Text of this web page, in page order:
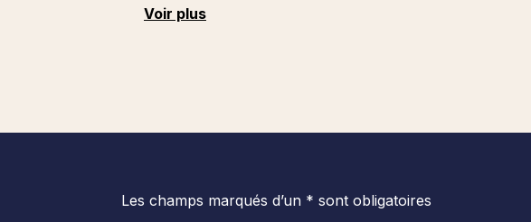
Voir plus
Les champs marqués d’un * sont obligatoires